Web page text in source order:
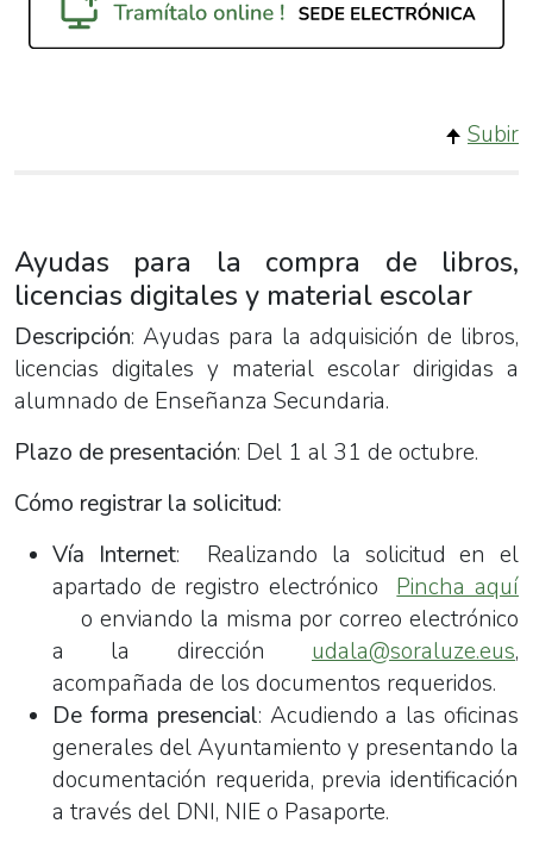
Subir
Ayudas para la compra de libros,
licencias digitales y material escolar
Descripción: Ayudas para la adquisición de libros,
licencias digitales y material escolar dirigidas a
alumnado de Enseñanza Secundaria.
Plazo de presentación: Del 1 al 31 de octubre.
Cómo registrar la solicitud:
Vía Internet:
Realizando la solicitud en el
apartado de registro electrónicoPincha aquí
o enviando la misma por correo electrónico
a la dirección udala@soraluze.eus,
acompañada de los documentos requeridos.
De forma presencial: Acudiendo a las oficinas
generales del Ayuntamiento y presentando la
documentación requerida, previa identificación
a través del DNI, NIE o Pasaporte.